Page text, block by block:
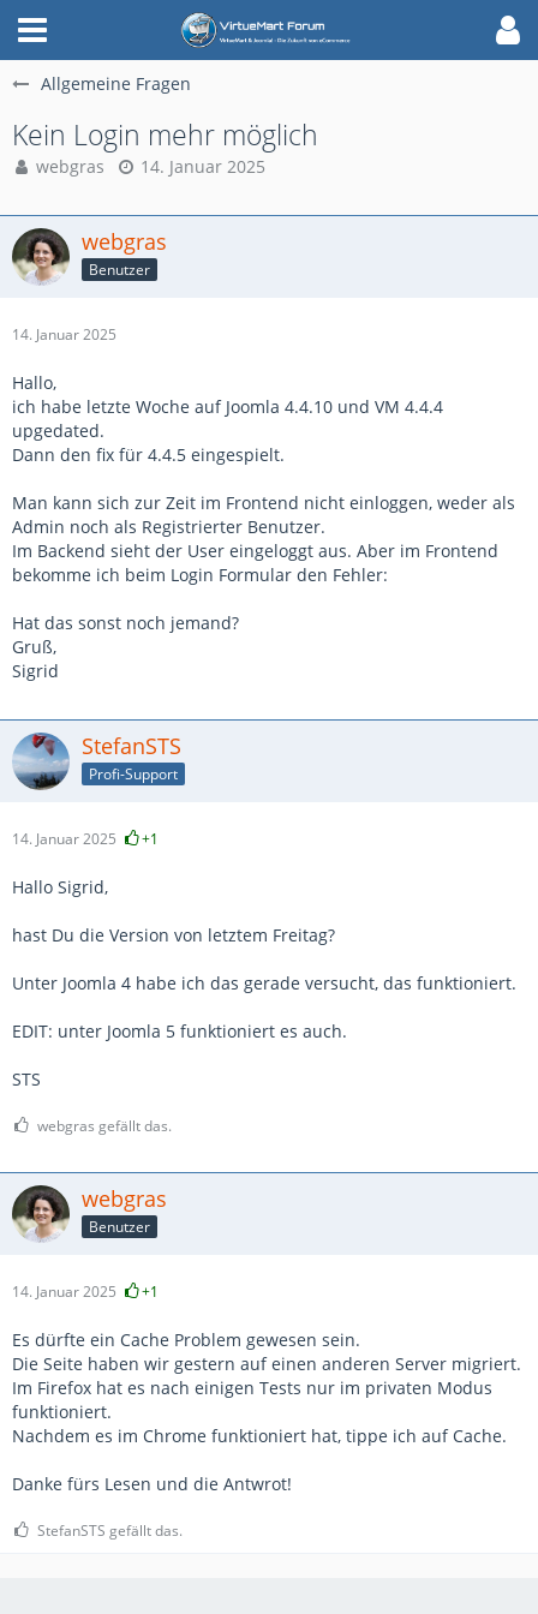
Allgemeine Fragen
Kein Login mehr möglich
webgras 14. Januar 2025
webgras
Benutzer
14. Januar 2025
Hallo,
ich habe letzte Woche auf Joomla 4.4.10 und VM 4.4.4
upgedated.
Dann den fix für 4.4.5 eingespielt.
Man kann sich zur Zeit im Frontend nicht einloggen, weder als
Admin noch als Registrierter Benutzer.
Im Backend sieht der User eingeloggt aus. Aber im Frontend
bekomme ich beim Login Formular den Fehler:
Hat das sonst noch jemand?
Gruß,
Sigrid
StefanSTS
Profi-Support
14. Januar 2025 +1
Hallo Sigrid,
hast Du die Version von letztem Freitag?
Unter Joomla 4 habe ich das gerade versucht, das funktioniert.
EDIT: unter Joomla 5 funktioniert es auch.
STS
webgras gefällt das.
webgras
Benutzer
14. Januar 2025 +1
Es dürfte ein Cache Problem gewesen sein.
Die Seite haben wir gestern auf einen anderen Server migriert.
Im Firefox hat es nach einigen Tests nur im privaten Modus
funktioniert.
Nachdem es im Chrome funktioniert hat, tippe ich auf Cache.
Danke fürs Lesen und die Antwrot!
StefanSTS gefällt das.